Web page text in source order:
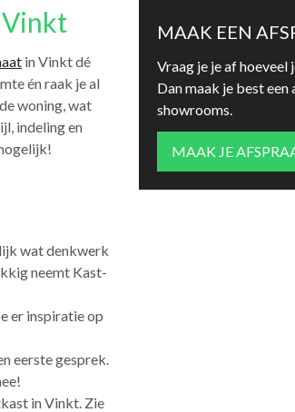
in Vinkt dé
én raak je al
woning, wat
indeling en
wat denkwerk
neemt Kast-
er inspiratie op
eerste gesprek.
in Vinkt. Zie
MAAK EEN
Vraag je je af
Dan maak je best een
showrooms.
MAAK JE